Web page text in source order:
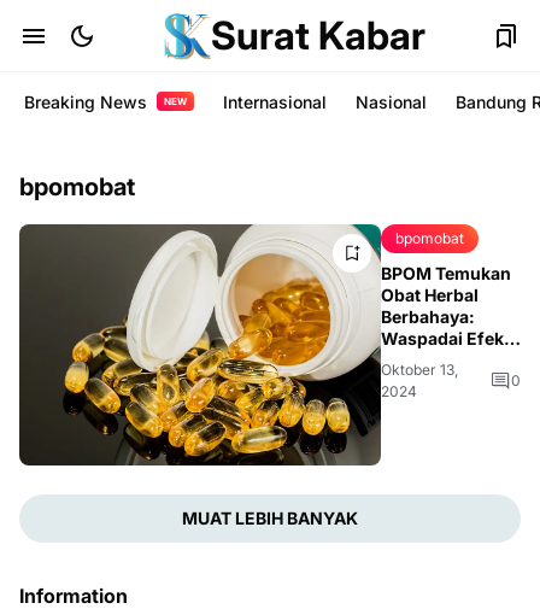
Surat Kabar
Breaking News NEW Internasional Nasional Bandung
bpomobat
bpomobat
BPOM Temukan
Obat Herbal
Berbahaya:
Waspadai Efek
Samping pada
Ginjal dan
Jantung
Oktober 13,
2024
0
MUAT LEBIH BANYAK
Information